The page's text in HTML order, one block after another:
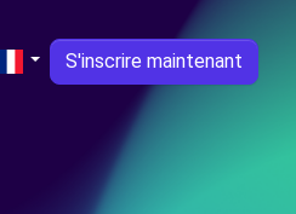
S'inscrire maintenant